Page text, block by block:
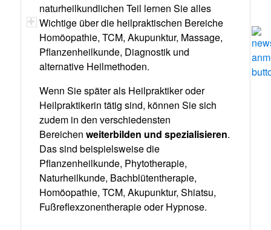
naturheilkundlichen Teil lernen Sie alles
Wichtige über die heilpraktischen Bereiche
Homöopathie, TCM, Akupunktur, Massage,
Pflanzenheilkunde, Diagnostik und
alternative Heilmethoden.
Wenn Sie später als Heilpraktiker oder
Heilpraktikerin tätig sind, können Sie sich
zudem in den verschiedensten
Bereichen weiterbilden und spezialisieren.
Das sind beispielsweise die
Pflanzenheilkunde, Phytotherapie,
Naturheilkunde, Bachblütentherapie,
Homöopathie, TCM, Akupunktur, Shiatsu,
Fußreflexzonentherapie oder Hypnose.